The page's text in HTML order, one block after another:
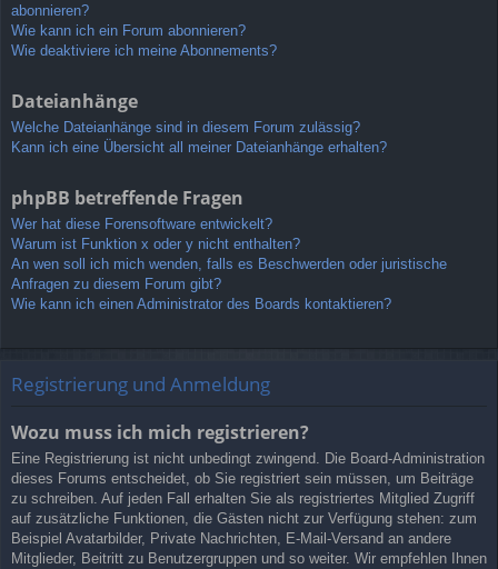
abonnieren?
Wie kann ich ein Forum abonnieren?
Wie deaktiviere ich meine Abonnements?
Dateianhänge
Welche Dateianhänge sind in diesem Forum zulässig?
Kann ich eine Übersicht all meiner Dateianhänge erhalten?
phpBB betreffende Fragen
Wer hat diese Forensoftware entwickelt?
Warum ist Funktion x oder y nicht enthalten?
An wen soll ich mich wenden, falls es Beschwerden oder juristische
Anfragen zu diesem Forum gibt?
Wie kann ich einen Administrator des Boards kontaktieren?
Registrierung und Anmeldung
Wozu muss ich mich registrieren?
Eine Registrierung ist nicht unbedingt zwingend. Die Board-Administration
dieses Forums entscheidet, ob Sie registriert sein müssen, um Beiträge
zu schreiben. Auf jeden Fall erhalten Sie als registriertes Mitglied Zugriff
auf zusätzliche Funktionen, die Gästen nicht zur Verfügung stehen: zum
Beispiel Avatarbilder, Private Nachrichten, E-Mail-Versand an andere
Mitglieder, Beitritt zu Benutzergruppen und so weiter. Wir empfehlen Ihnen